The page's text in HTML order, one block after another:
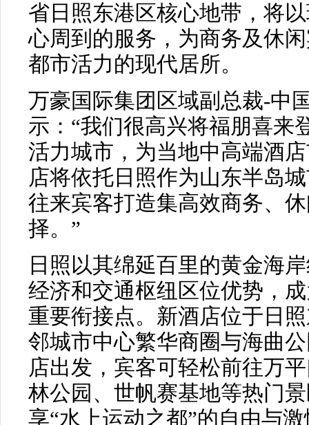
省日照东港区核心地带，将
心周到的服务，为商务及休
都市活力的现代居所。
万豪国际集团区域副总裁-中
示：“我们很高兴将福朋喜来
活力城市，为当地中高端酒
店将依托日照作为山东半岛
往来宾客打造集高效商务、
择。”
日照以其绵延百里的黄金海
经济和交通枢纽区位优势，
重要衔接点。新酒店位于日
邻城市中心繁华商圈与海曲
店出发，宾客可轻松前往万
林公园、世帆赛基地等热门
享“水上运动之都”的自由与